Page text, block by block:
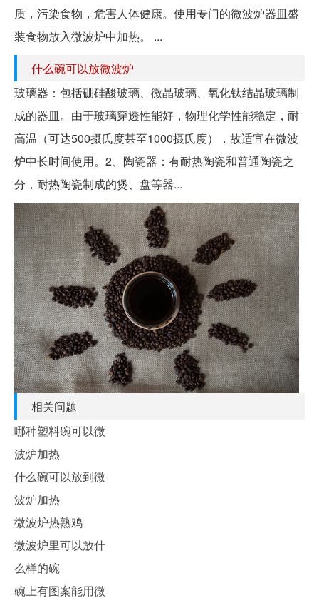
质，污染食物，危害人体健康。使用专门的微波炉器皿盛
装食物放入微波炉中加热。 ...
什么碗可以放微波炉
玻璃器：包括硼硅酸玻璃、微晶玻璃、氧化钛结晶玻璃制
成的器皿。由于玻璃穿透性能好，物理化学性能稳定，耐
高温（可达500摄氏度甚至1000摄氏度），故适宜在微波
炉中长时间使用。2、陶瓷器：有耐热陶瓷和普通陶瓷之
分，耐热陶瓷制成的煲、盘等器...
相关问题
哪种塑料碗可以微
波炉加热
什么碗可以放到微
波炉加热
微波炉热熟鸡
微波炉里可以放什
么样的碗
碗上有图案能用微